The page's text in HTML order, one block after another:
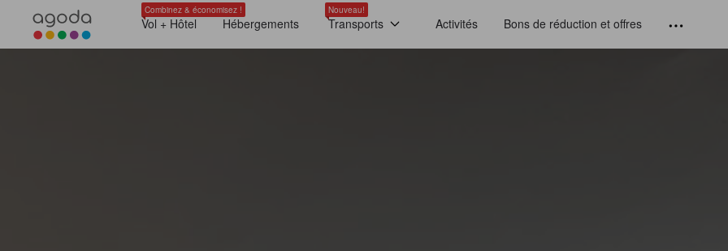
Combinez & économisez !
Vol + Hôtel Hébergements
Nouveau!
Transports Activités Bons de réduction et offres